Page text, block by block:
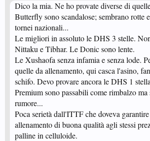
Dico la mia. Ne ho provate diverse di
Butterfly sono scandalose; sembrano rotte
tornei nazionali...
Le migliori in assoluto le DHS 3 stelle.
Nittaku e Tibhar. Le Donic sono lente.
Le Xushaofa senza infamia e senza lode.
quelle da allenamento, qui casca l'asino,
schifo. Devo provare ancora le DHS 1
Premium sono passabili come rimbalzo ma
rumore...
Poca serietà dall'ITTF che doveva
allenamento di buona qualità agli stessi
palline in celluloide.